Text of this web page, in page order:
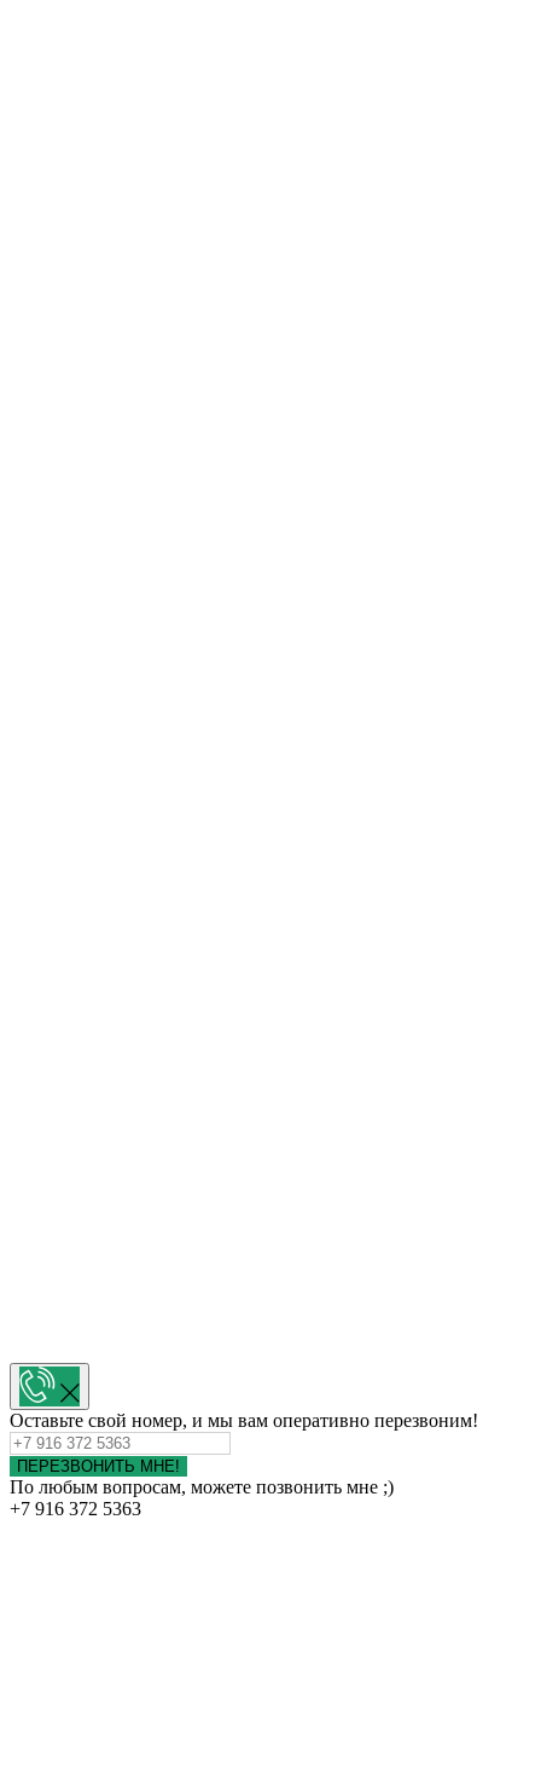
Оставьте свой номер, и мы вам оперативно перезвоним!
ПЕРЕЗВОНИТЬ МНЕ!
По любым вопросам, можете позвонить мне ;)
+7 916 372 5363